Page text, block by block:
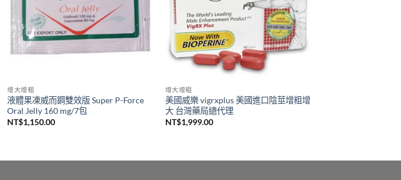
增大增粗
液體果凍威而鋼雙效版 Super P-Force
Oral Jelly 160 mg/7包
NT$1,150.00
增大增粗
美國威樂 vigrxplus 美國進口陰莖增粗增
大 台灣藥局總代理
NT$1,999.00